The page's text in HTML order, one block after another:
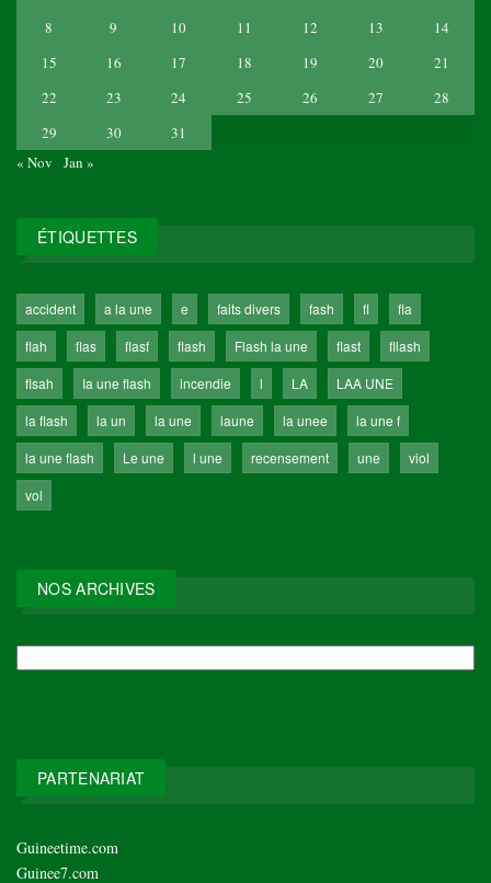
8
9 10 11 12 13
14
15
16 17 18 19 20
21
22
23 24 25 26 27
28
29
30
31
« Nov
Jan »
ÉTIQUETTES
accident a la une e faits divers fash fl
fla
flah
flas flasf flash Flash la une flast
fllash
flsah
Ia une flash incendie l LA
LAA UNE
la flash
la un la une laune la unee
la une f
la une flash
Le une l une recensement une
viol
vol
NOS ARCHIVES
PARTENARIAT
Guineetime.com
Guinee7.com